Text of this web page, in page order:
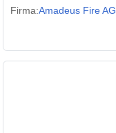
Firma:Amadeus Fire AG